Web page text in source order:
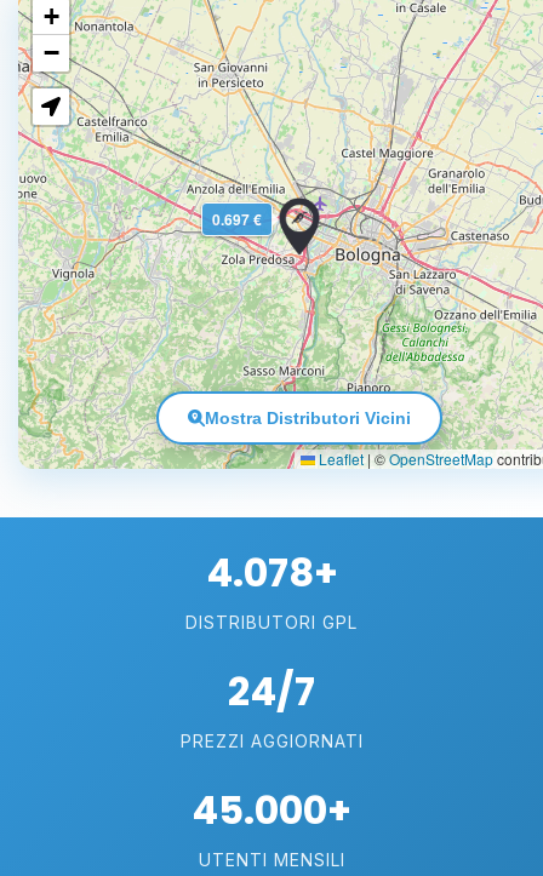
0.697 €
+
−
Leaflet |©OpenStreetMap
Mostra Distributori Vicini
4.078+
DISTRIBUTORI GPL
24/7
PREZZI AGGIORNATI
45.000+
UTENTI MENSILI